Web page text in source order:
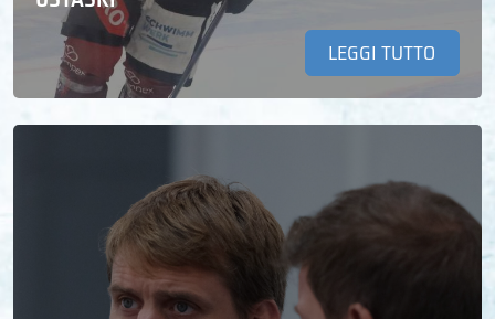
LEGGI TUTTO